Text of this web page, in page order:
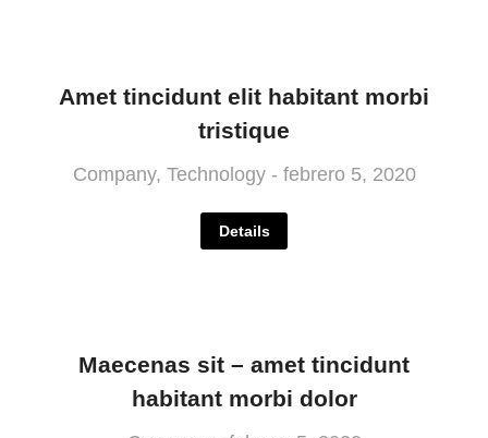
Amet tincidunt elit habitant morbi
tristique
Company, Technology febrero 5, 2020
Details
Maecenas sit – amet tincidunt
habitant morbi dolor